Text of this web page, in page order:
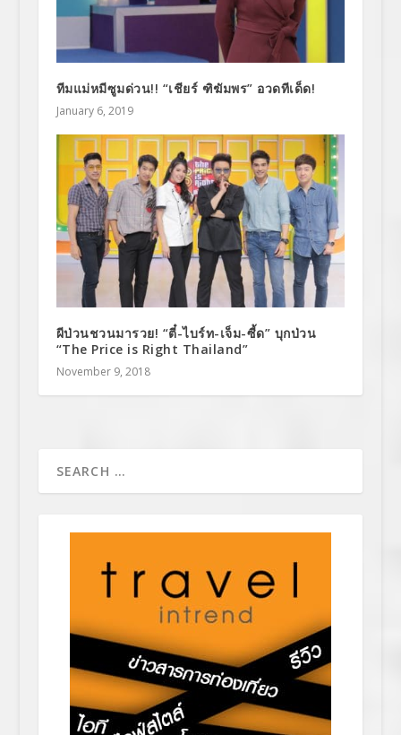
ทีมแม่หมีซูมด่วน!! “เชียร์ ฑิฆัมพร” อวดทีเด็ด!
January 6, 2019
ผีป่วนชวนมารวย! “ตี๋-ไบร์ท-เจ็ม-ซี้ด” บุกป่วน
“The Price is Right Thailand”
November 9, 2018